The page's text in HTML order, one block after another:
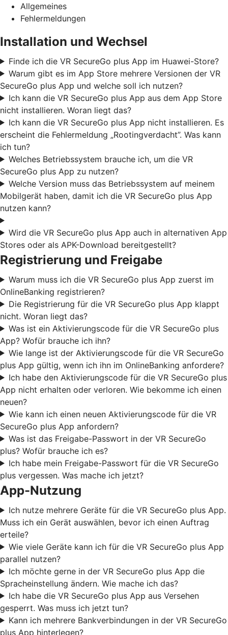
Allgemeines
Fehlermeldungen
Installation und Wechsel
Finde ich die VR SecureGo plus App im Huawei-Store?
Warum gibt es im App Store mehrere Versionen der VR
SecureGo plus App und welche soll ich nutzen?
Ich kann die VR SecureGo plus App aus dem App Store
nicht installieren. Woran liegt das?
Ich kann die VR SecureGo plus App nicht installieren. Es
erscheint die Fehlermeldung „Rootingverdacht”. Was kann
ich tun?
Welches Betriebssystem brauche ich, um die VR
SecureGo plus App zu nutzen?
Welche Version muss das Betriebssystem auf meinem
Mobilgerät haben, damit ich die VR SecureGo plus App
nutzen kann?
Wird die VR SecureGo plus App auch in alternativen App
Stores oder als APK-Download bereitgestellt?
Registrierung und Freigabe
Warum muss ich die VR SecureGo plus App zuerst im
OnlineBanking registrieren?
Die Registrierung für die VR SecureGo plus App klappt
nicht. Woran liegt das?
Was ist ein Aktivierungscode für die VR SecureGo plus
App? Wofür brauche ich ihn?
Wie lange ist der Aktivierungscode für die VR SecureGo
plus App gültig, wenn ich ihn im OnlineBanking anfordere?
Ich habe den Aktivierungscode für die VR SecureGo plus
App nicht erhalten oder verloren. Wie bekomme ich einen
neuen?
Wie kann ich einen neuen Aktivierungscode für die VR
SecureGo plus App anfordern?
Was ist das Freigabe-Passwort in der VR SecureGo
plus? Wofür brauche ich es?
Ich habe mein Freigabe-Passwort für die VR SecureGo
plus vergessen. Was mache ich jetzt?
App-Nutzung
Ich nutze mehrere Geräte für die VR SecureGo plus App.
Muss ich ein Gerät auswählen, bevor ich einen Auftrag
erteile?
Wie viele Geräte kann ich für die VR SecureGo plus App
parallel nutzen?
Ich möchte gerne in der VR SecureGo plus App die
Spracheinstellung ändern. Wie mache ich das?
Ich habe die VR SecureGo plus App aus Versehen
gesperrt. Was muss ich jetzt tun?
Kann ich mehrere Bankverbindungen in der VR SecureGo
plus App hinterlegen?